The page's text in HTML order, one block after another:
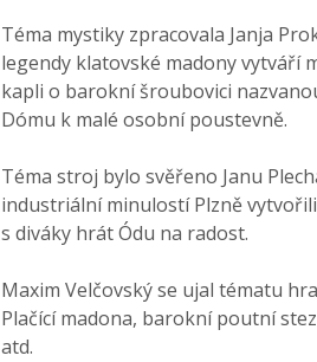
Téma mystiky zpracovala Janja
legendy klatovské madony vytváří
kapli o barokní šroubovici
Dómu k malé osobní poustevně.
Téma stroj bylo svěřeno Janu
industriální minulostí Plzně
s diváky hrát Ódu na radost.
Maxim Velčovský se ujal tématu
Plačící madona, barokní poutní
atd.